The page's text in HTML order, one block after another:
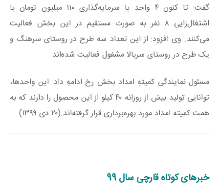
گفت: تا کنون ۴ واحد با سرمایه‌گذاری ۱۱۰ میلیون تومان با
اشتغال‌زایی ۸ نفر به صورت مستقیم در این بخش فعالیت
می‌کنند. وی افزود: از این تعداد سه طرح در روستای سرهنگ و
یک طرح در روستای سربالا مشغول فعالیت شده‌اند.
مسئول نمایندگی کمیتهِ امداد بخش رخ ادامهِ داد: این واحدها،
توانایی تولید بیش از روزانه ۴۰ کیلو از این محصول را دارند که به
همت کمیته امداد مورد بهره‌برداری قرار گرفته‌اند.(۲۰ دی ۱۳۹۹)
خبرهای کوتاه قارچی سال 99